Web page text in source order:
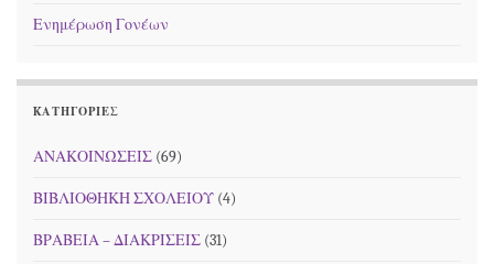
Ενημέρωση Γονέων
KΑΤΗΓΟΡΊΕΣ
ΑΝΑΚΟΙΝΩΣΕΙΣ (69)
ΒΙΒΛΙΟΘΗΚΗ ΣΧΟΛΕΙΟΥ (4)
ΒΡΑΒΕΙΑ – ΔΙΑΚΡΙΣΕΙΣ (31)